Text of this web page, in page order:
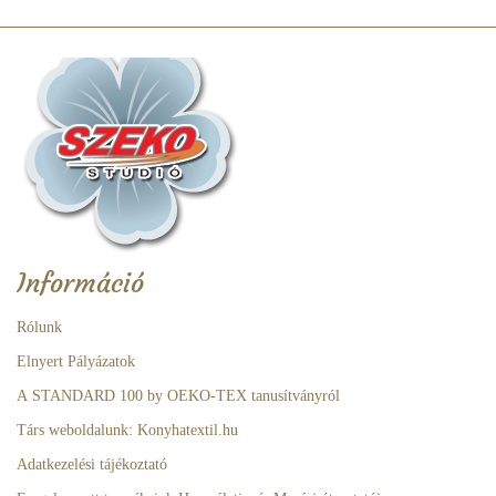
Információ
Rólunk
Elnyert Pályázatok
A STANDARD 100 by OEKO-TEX tanusítványról
Társ weboldalunk: Konyhatextil.hu
Adatkezelési tájékoztató